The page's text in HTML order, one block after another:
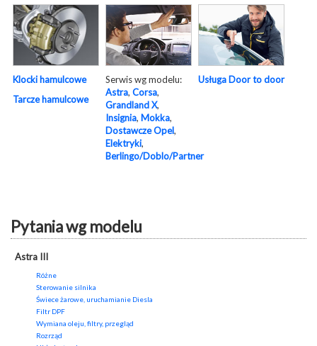
Klocki hamulcowe
Tarcze hamulcowe
Serwis wg modelu:
Astra, Corsa,
Grandland X,
Insignia, Mokka,
Dostawcze Opel,
Elektryki,
Berlingo/Doblo/Partner
Usługa Door to door
Pytania wg modelu
Astra III
Różne
Sterowanie silnika
Świece żarowe, uruchamianie Diesla
Filtr DPF
Wymiana oleju, filtry, przegląd
Rozrząd